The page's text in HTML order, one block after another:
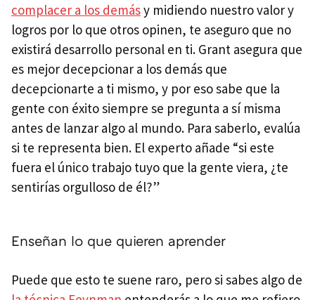
complacer a los demásy midiendo nuestro valor y
logros por lo que otros opinen, te aseguro que no
existirá desarrollo personal en ti. Grant asegura que
es mejor decepcionar a los demás que
decepcionarte a ti mismo, y por eso sabe que la
gente con éxito siempre se pregunta a sí misma
antes de lanzar algo al mundo. Para saberlo, evalúa
si te representa bien. El experto añade “si este
fuera el único trabajo tuyo que la gente viera, ¿te
sentirías orgulloso de él?”
Enseñan lo que quieren aprender
Puede que esto te suene raro, pero si sabes algo de